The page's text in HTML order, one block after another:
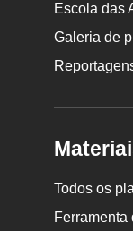
Escola das
Galeria de
Todos os
Ferramenta